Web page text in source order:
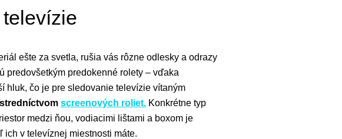
ešte za svetla, rušia vás rôzne odlesky a odrazy
predovšetkým predokenné rolety – vďaka
hluk, čo je pre sledovanie televízie vítaným
screenových roliet. Konkrétne typ
medzi ňou, vodiacimi lištami a boxom je
ich v televíznej miestnosti máte.